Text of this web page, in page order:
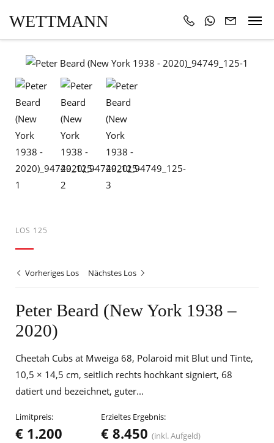
WETTMANN
LOS 125
Vorheriges Los Nächstes Los
Peter Beard (New York 1938 –
2020)
Cheetah Cubs at Mweiga 68, Polaroid mit Blut und Tinte,
10,5 × 14,5 cm, seitlich rechts hochkant signiert, 68
datiert und bezeichnet, guter...
Limitpreis:
€ 1.200
Erzieltes Ergebnis:
€ 8.450 (inkl. Aufgeld)